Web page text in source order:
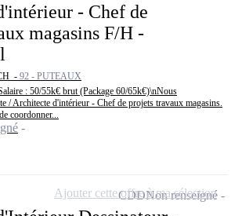
- Chef de
magasins F/H -
- 92 - PUTEAUX
: 50/55k€ brut (Package 60/65k€)\nNous
/ Architecte d'intérieur - Chef de projets travaux magasins.
coordonner...
CDDNon renseigné
Ajouter cette offre à ma sélection